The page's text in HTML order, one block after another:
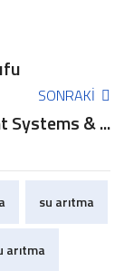
SONRAKI
Systems & ...
su arıtma
arıtma